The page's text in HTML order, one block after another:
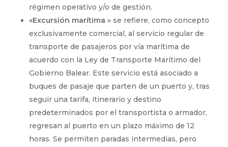
régimen operativo y/o de gestión.
«Excursión marítima » se refiere, como concepto
exclusivamente comercial, al servicio regular de
transporte de pasajeros por vía marítima de
acuerdo con la Ley de Transporte Marítimo del
Gobierno Balear. Este servicio está asociado a
buques de pasaje que parten de un puerto y, tras
seguir una tarifa, itinerario y destino
predeterminados por el transportista o armador,
regresan al puerto en un plazo máximo de 12
horas. Se permiten paradas intermedias, pero